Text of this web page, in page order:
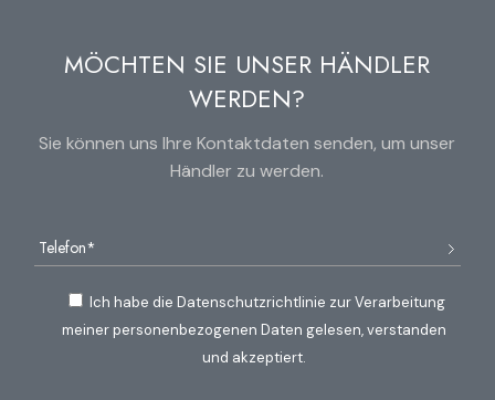
MÖCHTEN SIE UNSER HÄNDLER
WERDEN?
Sie können uns Ihre Kontaktdaten senden, um unser
Händler zu werden.
Ich habe die Datenschutzrichtlinie zur Verarbeitung
meiner personenbezogenen Daten gelesen, verstanden
und akzeptiert.